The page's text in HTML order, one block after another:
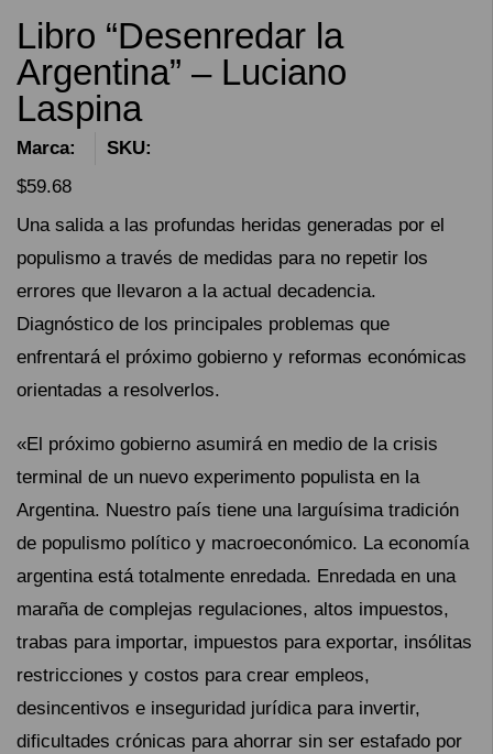
Libro “Desenredar la
Argentina” – Luciano
Laspina
Marca:
SKU:
$59.68
Una salida a las profundas heridas generadas por el
populismo a través de medidas para no repetir los
errores que llevaron a la actual decadencia.
Diagnóstico de los principales problemas que
enfrentará el próximo gobierno y reformas económicas
orientadas a resolverlos.
«El próximo gobierno asumirá en medio de la crisis
terminal de un nuevo experimento populista en la
Argentina. Nuestro país tiene una larguísima tradición
de populismo político y macroeconómico. La economía
argentina está totalmente enredada. Enredada en una
maraña de complejas regulaciones, altos impuestos,
trabas para importar, impuestos para exportar, insólitas
restricciones y costos para crear empleos,
desincentivos e inseguridad jurídica para invertir,
dificultades crónicas para ahorrar sin ser estafado por